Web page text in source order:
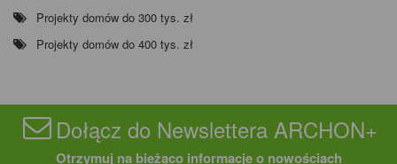
Projekty domów do 300 tys. zł
Projekty domów do 400 tys. zł
Dołącz do Newslettera ARCHON+
Otrzymuj na bieżąco informacje o nowościach